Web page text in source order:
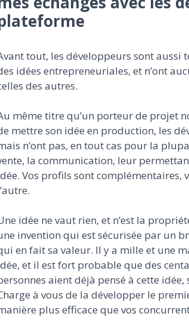
tout, les développeurs sont aussi
idées entrepreneuriales, et n’ont
des autres.
même titre qu’un porteur de projet
mettre son idée en production, les
n’ont pas, en tout cas pour la
la communication, leur
Vos profils sont complémentaires,
idée ne vaut rien, et n’est la
invention qui est sécurisée par un
en fait sa valeur. Il y a mille et une
et il est fort probable que des
aient déjà pensé à cette
à vous de la développer le
plus efficace que vos